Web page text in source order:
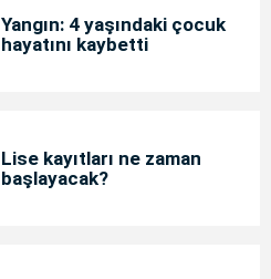
Yangın: 4 yaşındaki çocuk
hayatını kaybetti
Lise kayıtları ne zaman
başlayacak?